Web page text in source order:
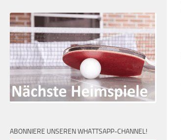
ABONNIERE UNSEREN WHATTSAPP-CHANNEL!